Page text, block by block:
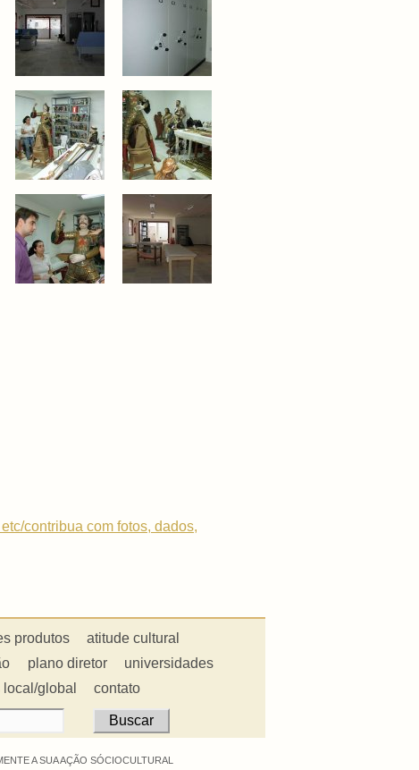
contribua com fotos, dados,
produtos
atitude cultural
plano diretor
universidades
local/global contato
A SUA AÇÃO SÓCIOCULTURAL